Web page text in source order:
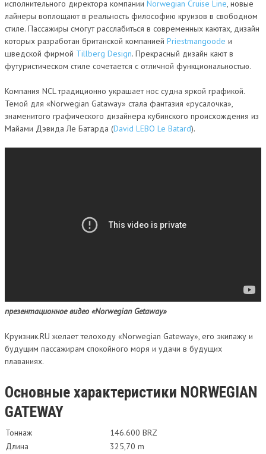
исполнительного директора компании Norwegian Cruise Line, новые
лайнеры воплощают в реальность философию круизов в свободном
стиле. Пассажиры смогут расслабиться в современных каютах, дизайн
которых разработан британской компанией Priestmangoode и
шведской фирмой Tillberg Design. Прекрасный дизайн кают в
футуристическом стиле сочетается с отличной функциональностью.
Компания NCL традиционно украшает нос судна яркой графикой.
Темой для «Norwegian Gataway» стала фантазия «русалочка»,
знаменитого графического дизайнера кубинского происхождения из
Майами Дэвида Ле Батарда (David LEBO Le Batard).
презентационное видео «Norwegian Getaway»
Круизник.RU желает телоходу «Norwegian Gateway», его экипажу и
будущим пассажирам спокойного моря и удачи в будущих
плаваниях.
Основные характеристики NORWEGIAN
GATEWAY
Тоннаж
146.600 BRZ
Длина
325,70 m